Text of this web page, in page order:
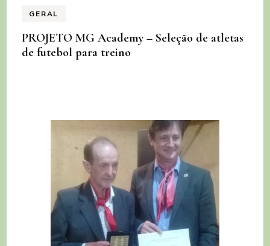
GERAL
PROJETO MG Academy – Seleção de atletas
de futebol para treino